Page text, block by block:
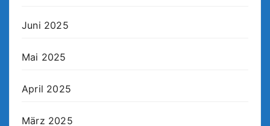
Juni 2025
Mai 2025
April 2025
März 2025